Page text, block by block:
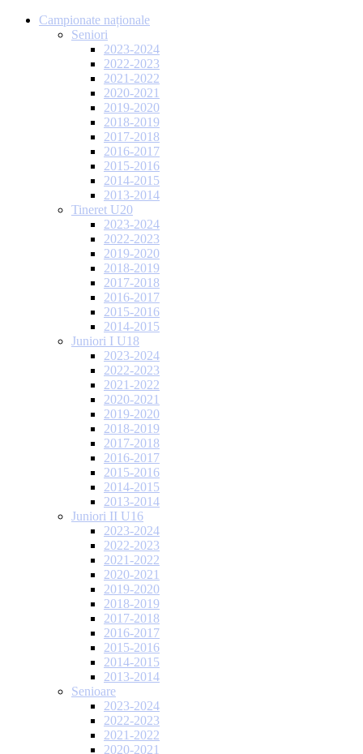
Campionate naționale
Seniori
2023-2024
2022-2023
2021-2022
2020-2021
2019-2020
2018-2019
2017-2018
2016-2017
2015-2016
2014-2015
2013-2014
Tineret U20
2023-2024
2022-2023
2019-2020
2018-2019
2017-2018
2016-2017
2015-2016
2014-2015
Juniori I U18
2023-2024
2022-2023
2021-2022
2020-2021
2019-2020
2018-2019
2017-2018
2016-2017
2015-2016
2014-2015
2013-2014
Juniori II U16
2023-2024
2022-2023
2021-2022
2020-2021
2019-2020
2018-2019
2017-2018
2016-2017
2015-2016
2014-2015
2013-2014
Senioare
2023-2024
2022-2023
2021-2022
2020-2021